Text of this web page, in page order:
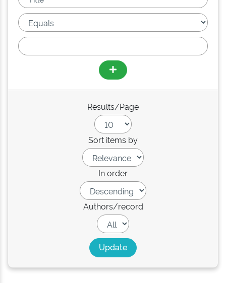
Results/Page
Sort items by
In order
Authors/record